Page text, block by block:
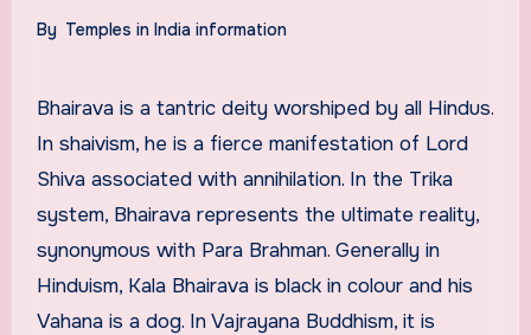
By Temples in India information
Bhairava is a tantric deity worshiped by all Hindus.
In shaivism, he is a fierce manifestation of Lord
Shiva associated with annihilation. In the Trika
system, Bhairava represents the ultimate reality,
synonymous with Para Brahman. Generally in
Hinduism, Kala Bhairava is black in colour and his
Vahana is a dog. In Vajrayana Buddhism, it is